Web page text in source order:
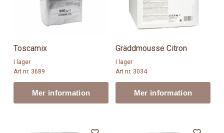
Toscamix
I lager
Art nr. 3689
Mer information
Gräddmousse Citron
I lager
Art nr. 3034
Mer information